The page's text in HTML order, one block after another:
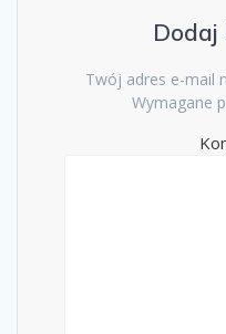
Twój adres e-mail
Wymagane